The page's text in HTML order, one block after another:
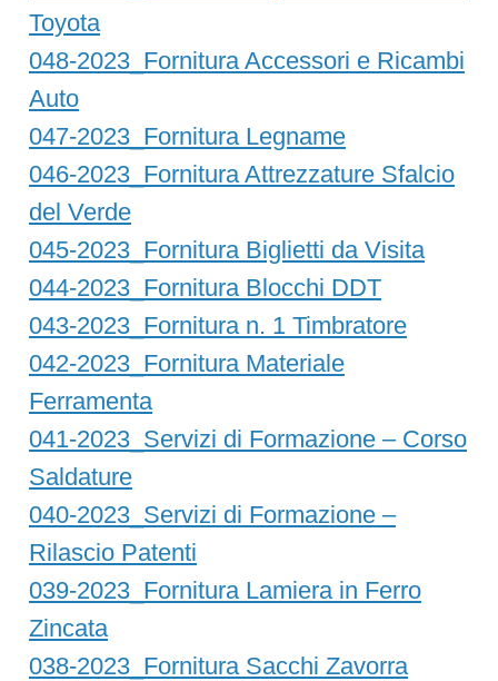
Toyota
048-2023_Fornitura Accessori e Ricambi
Auto
047-2023_Fornitura Legname
046-2023_Fornitura Attrezzature Sfalcio
del Verde
045-2023_Fornitura Biglietti da Visita
044-2023_Fornitura Blocchi DDT
043-2023_Fornitura n. 1 Timbratore
042-2023_Fornitura Materiale
Ferramenta
041-2023_Servizi di Formazione – Corso
Saldature
040-2023_Servizi di Formazione –
Rilascio Patenti
039-2023_Fornitura Lamiera in Ferro
Zincata
038-2023_Fornitura Sacchi Zavorra